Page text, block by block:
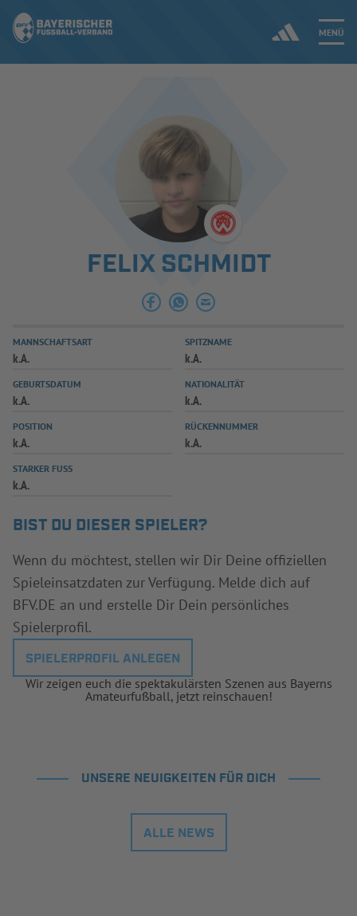
MENÜ
ERGEBNISSE & WETTBEWERBE
SPIELBETRIEB & VERBANDSLEBEN
AUSBILDUNG & FÖRDERUNG
SPIELPLUS
FELIX SCHMIDT
MANNSCHAFTSART
k.A.
SPITZNAME
k.A.
GEBURTSDATUM
k.A.
NATIONALITÄT
k.A.
POSITION
k.A.
RÜCKENNUMMER
k.A.
STARKER FUSS
k.A.
BIST DU DIESER SPIELER?
Wenn du möchtest, stellen wir Dir Deine offiziellen
Spieleinsatzdaten zur Verfügung. Melde dich auf
BFV.DE an und erstelle Dir Dein persönliches
Spielerprofil.
SPIELERPROFIL ANLEGEN
Wir zeigen euch die spektakulärsten Szenen aus Bayerns
Amateurfußball, jetzt reinschauen!
UNSERE NEUIGKEITEN FÜR DICH
ALLE NEWS